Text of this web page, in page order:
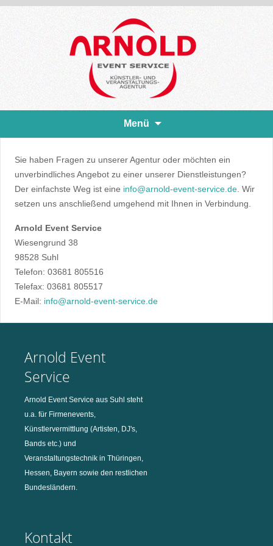
Menü
Sie haben Fragen zu unserer Agentur oder möchten ein
unverbindliches Angebot zu einer unserer Dienstleistungen?
Der einfachste Weg ist eine info@arnold-event-service.de . Wir
setzen uns anschließend umgehend mit Ihnen in Verbindung.
Arnold Event Service
Wiesengrund 38
98528 Suhl
Telefon: 03681 805516
Telefax: 03681 805517
E-Mail: info@arnold-event-service.de
Arnold Event
Service
Arnold Event Service aus Suhl steht
u.a. für Firmenevents,
Künstlervermittlung (Artisten, DJ's,
Bands etc.) und
Veranstaltungstechnik in Thüringen,
Hessen, Bayern sowie den restlichen
Bundesländern.
Kontakt